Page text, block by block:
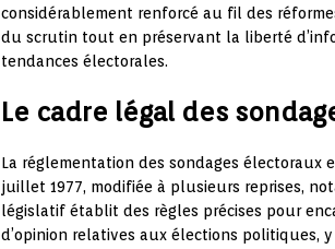
considérablement renforcé au fil des
du scrutin tout en préservant la liberté
tendances électorales.
Le cadre légal des
La réglementation des sondages électoraux
juillet 1977, modifiée à plusieurs reprises,
législatif établit des règles précises pour
d’opinion relatives aux élections politiques,